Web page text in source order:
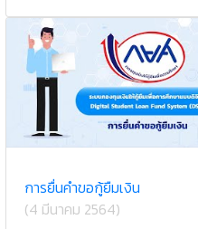
การยื่นคำขอกู้ยืมเงิน
(4 มีนาคม 2564)